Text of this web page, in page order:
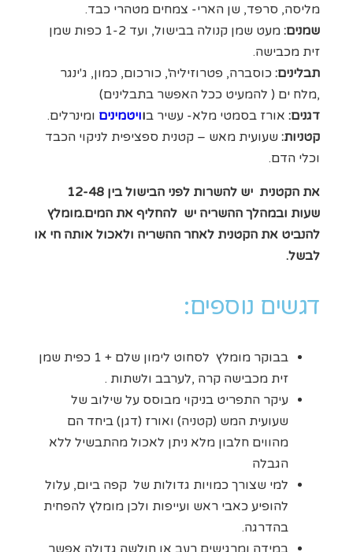
מליסה, סרפד, שן הארי- צמחים מטהרי כבד.
שמנים:
מעט שמן קנולה בבישול, ועד 1-2 כפות שמן
זית מכבישה.
תבלינים: כוסברה, פטרוזיליה', כורכום, כמון, ג'ינגר
,מלח ים ( להמעיט ככל האפשר בתבלינים)
דגנים: אורז בסמטי מלא- עשיר בוויטמינים ומינרלים.
קטניות:שעועית מאש – קטנית ספציפית לניקוי הכבד
וכלי הדם.
שעות ובמהלך ההשריה יש להחליף את המים.מומלץ
להנביט את הקטנית לאחר ההשריה ולאכול אותה חי או
לבשל.
דגשים נוספים:
בבוקר מומלץ לסחוט לימון שלם + 1 כפית שמן
זית מכבישה קרה ,לערבב ולשתות .
עיקר התפריט בניקוי מבוסס על שילוב של
שעועית המש (קטניה) ואורז (דגן) ביחד הם
מהווים חלבון מלא ניתן לאכול מהתבשיל ללא
הגבלה
למי שצורך כמויות גדולות של קפה ביום, עלול
להופיע כאבי ראש ועייפות ולכן מומלץ להפחית
בהדרגה.
במידה ומרגישים רעב או חולשה גדולה אפשר